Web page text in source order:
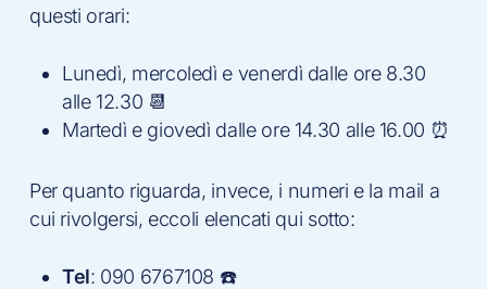
questi orari:
Lunedì, mercoledì e venerdì dalle ore 8.30
alle 12.30 📆
Martedì e giovedì dalle ore 14.30 alle 16.00 ⏰
Per quanto riguarda, invece, i numeri e la mail a
cui rivolgersi, eccoli elencati qui sotto:
Tel: 090 6767108 ☎️